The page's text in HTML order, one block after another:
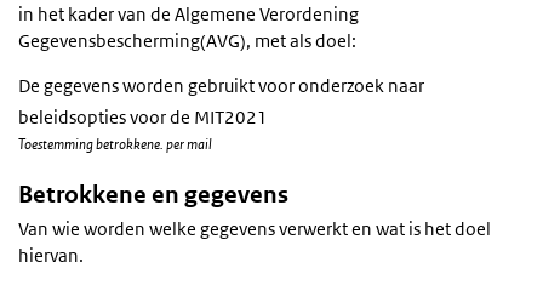
in het kader van de Algemene Verordening
Gegevensbescherming(AVG), met als doel:
De gegevens worden gebruikt voor onderzoek naar
beleidsopties voor de MIT2021
Toestemming betrokkene. per mail
Betrokkene en gegevens
Van wie worden welke gegevens verwerkt en wat is het doel
hiervan.